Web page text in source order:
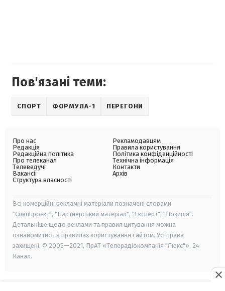
Пов'язані теми:
СПОРТ ФОРМУЛА-1 ПЕРЕГОНИ
Про нас
Редакція
Редакційна політика
Про телеканал
Телеведучі
Вакансії
Структура власності
Рекламодавцям
Правила користування
Політика конфіденційності
Технічна інформація
Контакти
Архів
Всі комерційні рекламні матеріали позначені словами
"Спецпроєкт", "Партнерський матеріал", "Експерт", "Позиція".
Детальніше щодо реклами та правил цитування можна
ознайомитись в правилах користування сайтом. Усі права
захищені. © 2005—2021, ПрАТ «Телерадіокомпанія "Люкс"», 24
Канал.